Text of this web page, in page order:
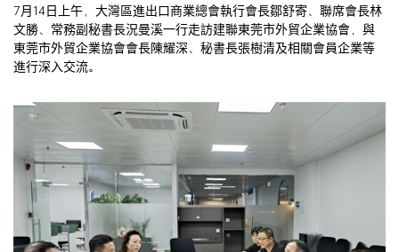
7月14日上午，大灣區進出口商業總會執行會長鄒舒寄、聯席會長林
文勝、常務副秘書長況曼溪一行走訪建聯東莞市外貿企業協會，與
東莞市外貿企業協會會長陳耀深、秘書長張樹清及相關會員企業等
進行深入交流。